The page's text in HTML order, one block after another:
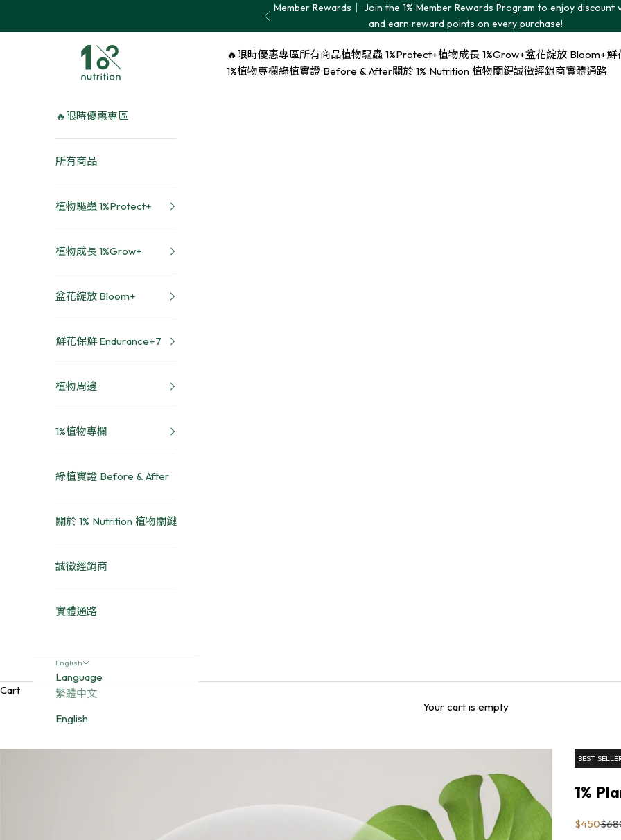
Previous
Member Rewards｜ Join the 1% Member Rewards Program to enjoy discount
and earn reward points on every purchase!
1% nutrition植物關鍵 🔥限時優惠專區所有商品植物驅蟲 1%Protect+植物成長 1%Grow+盆花綻放 Bloom+鮮
1%植物專欄綠植實證 Before & After關於 1% Nutrition 植物關鍵誠徵經銷商實體通路
🔥限時優惠專區
所有商品
植物驅蟲 1%Protect+
植物成長 1%Grow+
盆花綻放 Bloom+
鮮花保鮮 Endurance+7
植物周邊
1%植物專欄
綠植實證 Before & After
關於 1% Nutrition 植物關鍵
誠徵經銷商
實體通路
English
Language
繁體中文
English
Cart
Your cart is empty
BEST
1%
Sale price
$450